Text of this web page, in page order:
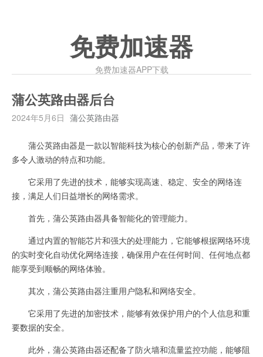
免费加速器
免费加速器APP下载
蒲公英路由器后台
2024年5月6日 蒲公英路由器
蒲公英路由器是一款以智能科技为核心的创新产品，带来了许
多令人激动的特点和功能。
它采用了先进的技术，能够实现高速、稳定、安全的网络连
接，满足人们日益增长的网络需求。
首先，蒲公英路由器具备智能化的管理能力。
通过内置的智能芯片和强大的处理能力，它能够根据网络环境
的实时变化自动优化网络连接，确保用户在任何时间、任何地点都
能享受到顺畅的网络体验。
其次，蒲公英路由器注重用户隐私和网络安全。
它采用了先进的加密技术，能够有效保护用户的个人信息和重
要数据的安全。
此外，蒲公英路由器还配备了防火墙和流量监控功能，能够阻